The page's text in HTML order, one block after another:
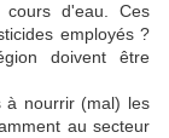
cours d'eau. Ces
employés ?
doivent être
à nourrir (mal) les
au secteur